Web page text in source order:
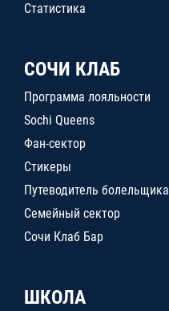
Статистика
СОЧИ КЛАБ
Программа лояльности
Sochi Queens
Фан-сектор
Стикеры
Путеводитель болельщика
Семейный сектор
Сочи Клаб Бар
ШКОЛА